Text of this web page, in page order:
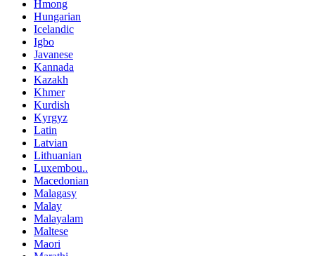
Hmong
Hungarian
Icelandic
Igbo
Javanese
Kannada
Kazakh
Khmer
Kurdish
Kyrgyz
Latin
Latvian
Lithuanian
Luxembou..
Macedonian
Malagasy
Malay
Malayalam
Maltese
Maori